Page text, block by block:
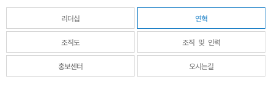
리더십 연혁
조직도 조직 및 인력
홍보센터 오시는길